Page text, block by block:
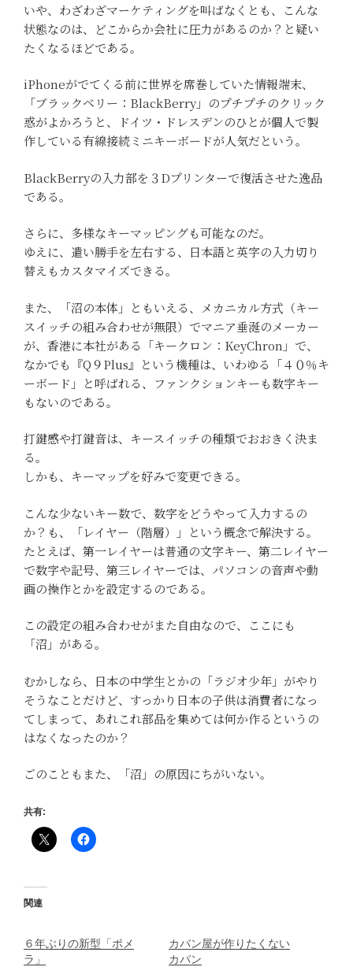
いや、わざわざマーケティングを叫ばなくとも、こんな
状態なのは、どこからか会社に圧力があるのか？と疑い
たくなるほどである。
iPhoneがでてくる前に世界を席巻していた情報端末、
「ブラックベリー：BlackBerry」のプチプチのクリック
惑がよかろうと、ドイツ・ドレスデンのひとが個人で製
作している有線接続ミニキーボードが人気だという。
BlackBerryの入力部を３Dプリンターで復活させた逸品
である。
さらに、多様なキーマッピングも可能なのだ。
ゆえに、遣い勝手を左右する、日本語と英字の入力切り
替えもカスタマイズできる。
また、「沼の本体」ともいえる、メカニカル方式（キー
スイッチの組み合わせが無限）でマニア垂涎のメーカー
が、香港に本社がある「キークロン：KeyChron」で、
なかでも『Q９Plus』という機種は、いわゆる「４０％キ
ーボード」と呼ばれる、ファンクションキーも数字キー
もないのである。
打鍵感や打鍵音は、キースイッチの種類でおおきく決ま
る。
しかも、キーマップを好みで変更できる。
こんな少ないキー数で、数字をどうやって入力するの
か？も、「レイヤー（階層）」という概念で解決する。
たとえば、第一レイヤーは普通の文字キー、第二レイヤー
で数字や記号、第三レイヤーでは、パソコンの音声や動
画の操作とかを設定するのである。
この設定の組み合わせがまた自由なので、ここにも
「沼」がある。
むかしなら、日本の中学生とかの「ラジオ少年」がやり
そうなことだけど、すっかり日本の子供は消費者になっ
てしまって、あれこれ部品を集めては何か作るというの
はなくなったのか？
ごのこともまた、「沼」の原因にちがいない。
共有:
関連
６年ぶりの新型「ポメ
ラ」
カバン屋が作りたくない
カバン